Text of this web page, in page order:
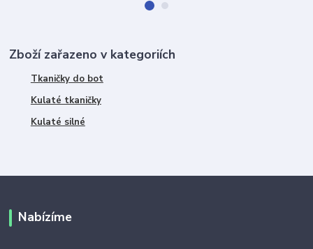
Zboží zařazeno v kategoriích
Tkaničky do bot
Kulaté tkaničky
Kulaté silné
Nabízíme